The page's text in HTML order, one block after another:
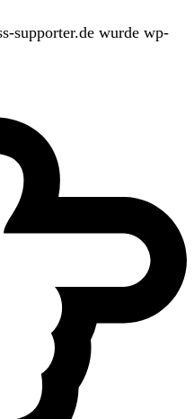
supporter.de wurde wp-